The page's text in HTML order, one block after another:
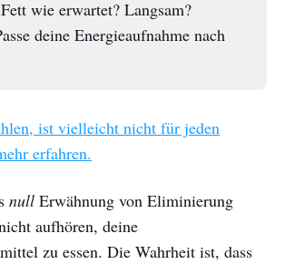
wie erwartet? Langsam?
deine Energieaufnahme nach
ist vielleicht nicht für jeden
erfahren.
null Erwähnung von Eliminierung
aufhören, deine
zu essen. Die Wahrheit ist, dass